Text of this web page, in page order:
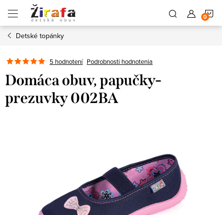
obsah
Detské topánky
5 hodnotení Podrobnosti hodnotenia
Domáca obuv, papučky-
prezuvky 002BA